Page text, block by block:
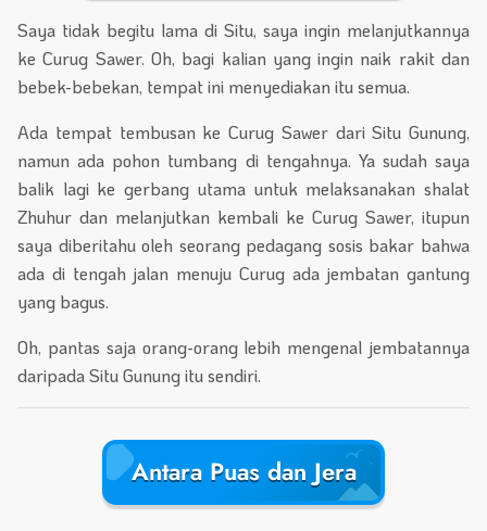
Saya tidak begitu lama di Situ, saya ingin melanjutkannya
ke Curug Sawer. Oh, bagi kalian yang ingin naik rakit dan
bebek-bebekan, tempat ini menyediakan itu semua.
Ada tempat tembusan ke Curug Sawer dari Situ Gunung,
namun ada pohon tumbang di tengahnya. Ya sudah saya
balik lagi ke gerbang utama untuk melaksanakan shalat
Zhuhur dan melanjutkan kembali ke Curug Sawer, itupun
saya diberitahu oleh seorang pedagang sosis bakar bahwa
ada di tengah jalan menuju Curug ada jembatan gantung
yang bagus.
Oh, pantas saja orang-orang lebih mengenal jembatannya
daripada Situ Gunung itu sendiri.
Antara Puas dan Jera